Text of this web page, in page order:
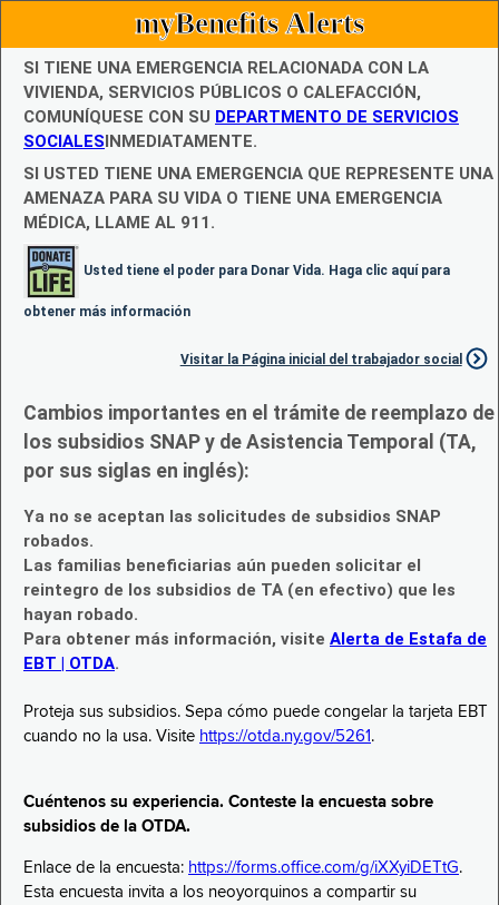
myBenefits Alerts
SI TIENE UNA EMERGENCIA RELACIONADA CON LA
VIVIENDA, SERVICIOS PÚBLICOS O CALEFACCIÓN,
COMUNÍQUESE CON SU DEPARTMENTO DE SERVICIOS
SOCIALESINMEDIATAMENTE.
SI USTED TIENE UNA EMERGENCIA QUE REPRESENTE UNA
AMENAZA PARA SU VIDA O TIENE UNA EMERGENCIA
MÉDICA, LLAME AL 911.
Usted tiene el poder para Donar Vida. Haga clic aquí para
obtener más información
Visitar la Página inicial del trabajador social
Cambios importantes en el trámite de reemplazo de
los subsidios SNAP y de Asistencia Temporal (TA,
por sus siglas en inglés):
Ya no se aceptan las solicitudes de subsidios SNAP
robados.
Las familias beneficiarias aún pueden solicitar el
reintegro de los subsidios de TA (en efectivo) que les
hayan robado.
Para obtener más información, visite Alerta de Estafa de
EBT | OTDA.
Proteja sus subsidios. Sepa cómo puede congelar la tarjeta EBT
cuando no la usa. Visite https://otda.ny.gov/5261 .
Cuéntenos su experiencia. Conteste la encuesta sobre
subsidios de la OTDA.
Enlace de la encuesta: https://forms.office.com/g/iXXyiDETtG.
Esta encuesta invita a los neoyorquinos a compartir su